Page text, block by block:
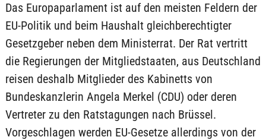
Das Europaparlament ist auf den meisten Feldern der
EU-Politik und beim Haushalt gleichberechtigter
Gesetzgeber neben dem Ministerrat. Der Rat vertritt
die Regierungen der Mitgliedstaaten, aus Deutschland
reisen deshalb Mitglieder des Kabinetts von
Bundeskanzlerin Angela Merkel (CDU) oder deren
Vertreter zu den Ratstagungen nach Brüssel.
Vorgeschlagen werden EU-Gesetze allerdings von der